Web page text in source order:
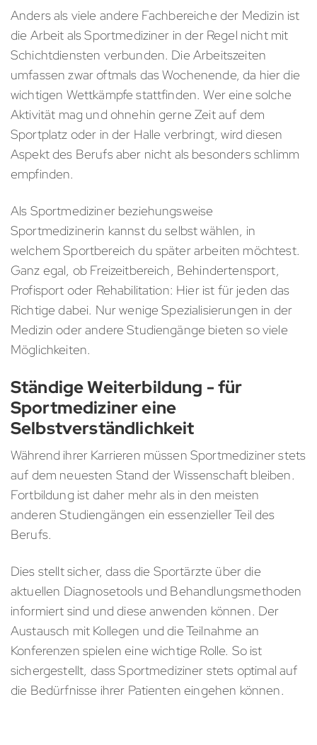
Anders als viele andere Fachbereiche der Medizin ist
die Arbeit als Sportmediziner in der Regel nicht mit
Schichtdiensten verbunden. Die Arbeitszeiten
umfassen zwar oftmals das Wochenende, da hier die
wichtigen Wettkämpfe stattfinden. Wer eine solche
Aktivität mag und ohnehin gerne Zeit auf dem
Sportplatz oder in der Halle verbringt, wird diesen
Aspekt des Berufs aber nicht als besonders schlimm
empfinden.
Als Sportmediziner beziehungsweise
Sportmedizinerin kannst du selbst wählen, in
welchem Sportbereich du später arbeiten möchtest.
Ganz egal, ob Freizeitbereich, Behindertensport,
Profisport oder Rehabilitation: Hier ist für jeden das
Richtige dabei. Nur wenige Spezialisierungen in der
Medizin oder andere Studiengänge bieten so viele
Möglichkeiten.
Ständige Weiterbildung - für
Sportmediziner eine
Selbstverständlichkeit
Während ihrer Karrieren müssen Sportmediziner stets
auf dem neuesten Stand der Wissenschaft bleiben.
Fortbildung ist daher mehr als in den meisten
anderen Studiengängen ein essenzieller Teil des
Berufs.
Dies stellt sicher, dass die Sportärzte über die
aktuellen Diagnosetools und Behandlungsmethoden
informiert sind und diese anwenden können. Der
Austausch mit Kollegen und die Teilnahme an
Konferenzen spielen eine wichtige Rolle. So ist
sichergestellt, dass Sportmediziner stets optimal auf
die Bedürfnisse ihrer Patienten eingehen können.